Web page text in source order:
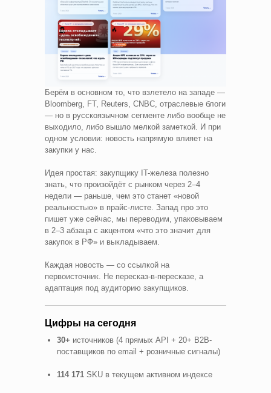
Берём в основном то, что взлетело на западе —
Bloomberg, FT, Reuters, CNBC, отраслевые блоги
— но в русскоязычном сегменте либо вообще не
выходило, либо вышло мелкой заметкой. И при
одном условии: новость напрямую влияет на
закупки у нас.
Идея простая: закупщику IT-железа полезно
знать, что произойдёт с рынком через 2–4
недели — раньше, чем это станет «новой
реальностью» в прайс-листе. Запад про это
пишет уже сейчас, мы переводим, упаковываем
в 2–3 абзаца с акцентом «что это значит для
закупок в РФ» и выкладываем.
Каждая новость — со ссылкой на
первоисточник. Не пересказ-в-пересказе, а
адаптация под аудиторию закупщиков.
Цифры на сегодня
30+ источников (4 прямых API + 20+ B2B-
поставщиков по email + розничные сигналы)
114 171 SKU в текущем активном индексе